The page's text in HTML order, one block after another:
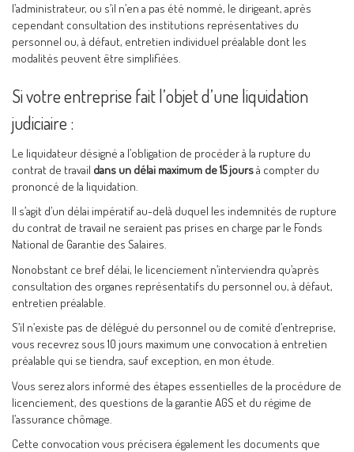
l’administrateur, ou s’il n’en a pas été nommé, le dirigeant, après
cependant consultation des institutions représentatives du
personnel ou, à défaut, entretien individuel préalable dont les
modalités peuvent être simplifiées.
Si votre entreprise fait l’objet d’une liquidation
judiciaire :
Le liquidateur désigné a l’obligation de procéder à la rupture du
contrat de travail dans un délai maximum de 15 joursà compter du
prononcé de la liquidation.
Il s’agit d’un délai impératif au-delà duquel les indemnités de rupture
du contrat de travail ne seraient pas prises en charge par le Fonds
National de Garantie des Salaires.
Nonobstant ce bref délai, le licenciement n’interviendra qu’après
consultation des organes représentatifs du personnel ou, à défaut,
entretien préalable.
S’il n’existe pas de délégué du personnel ou de comité d’entreprise,
vous recevrez sous 10 jours maximum une convocation à entretien
préalable qui se tiendra, sauf exception, en mon étude.
Vous serez alors informé des étapes essentielles de la procédure de
licenciement, des questions de la garantie AGS et du régime de
l’assurance chômage.
Cette convocation vous précisera également les documents que